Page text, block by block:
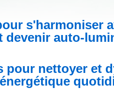
s'harmoniser
devenir auto-
pour nettoyer et